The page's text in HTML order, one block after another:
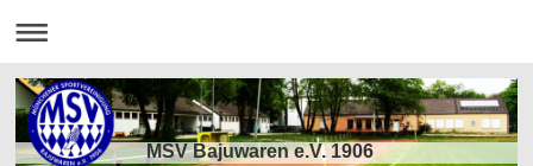
MSV Bajuwaren e.V. 1906